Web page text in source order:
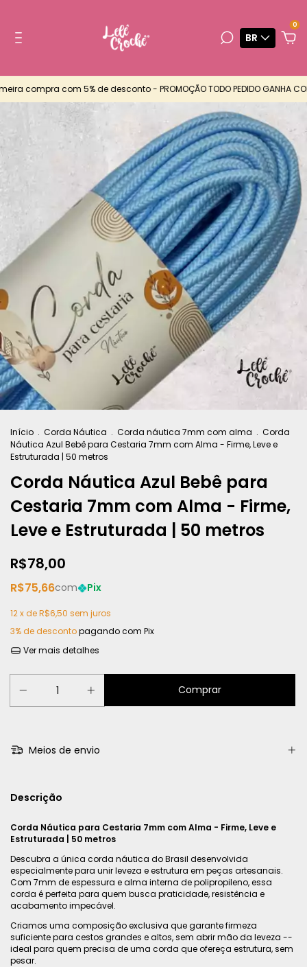
BR
0
compra com 5% de desconto - PROMOÇÃO TODO PEDIDO GANHA
Início . Corda Náutica . Corda náutica 7mm com alma . Corda
Náutica Azul Bebê para Cestaria 7mm com Alma - Firme, Leve e
Estruturada | 50 metros
Corda Náutica Azul Bebê para
Cestaria 7mm com Alma - Firme,
Leve e Estruturada | 50 metros
R$78,00
R$75,66com Pix
12x deR$6,50 sem juros
3% de descontopagando com Pix
Ver mais detalhes
Meios de envio
Descrição
Corda Náutica para Cestaria 7mm com Alma - Firme, Leve e
Estruturada | 50 metros
Descubra a única corda náutica do Brasil desenvolvida
especialmente para unir leveza e estrutura em peças artesanais.
Com 7mm de espessura e alma interna de polipropileno, essa
corda é perfeita para quem busca praticidade, resistência e
acabamento impecável.
Criamos uma composição exclusiva que garante firmeza
suficiente para cestos grandes e altos, sem abrir mão da leveza --
ideal para quem precisa de uma corda que ofereça estrutura, sem
pesar.